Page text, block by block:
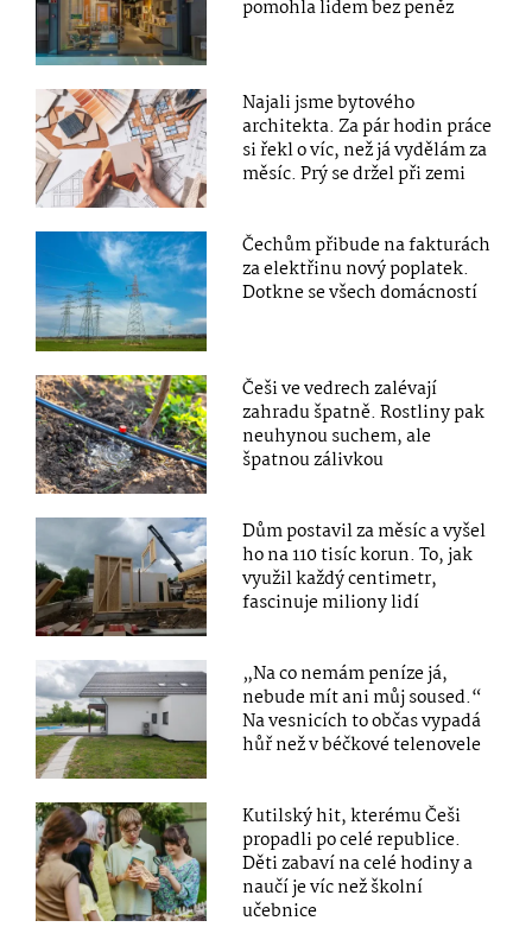
pomohla lidem bez peněz
Najali jsme bytového
architekta. Za pár hodin práce
si řekl o víc, než já vydělám za
měsíc. Prý se držel při zemi
Čechům přibude na fakturách
za elektřinu nový poplatek.
Dotkne se všech domácností
Češi ve vedrech zalévají
zahradu špatně. Rostliny pak
neuhynou suchem, ale
špatnou zálivkou
Dům postavil za měsíc a vyšel
ho na 110 tisíc korun. To, jak
využil každý centimetr,
fascinuje miliony lidí
„Na co nemám peníze já,
nebude mít ani můj soused.“
Na vesnicích to občas vypadá
hůř než v béčkové telenovele
Kutilský hit, kterému Češi
propadli po celé republice.
Děti zabaví na celé hodiny a
naučí je víc než školní
učebnice